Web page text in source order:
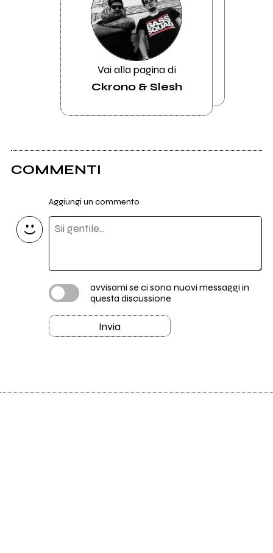
Vai alla pagina di
Ckrono & Slesh
COMMENTI
Aggiungi un commento
avvisami se ci sono nuovi messaggi in
questa discussione
Invia